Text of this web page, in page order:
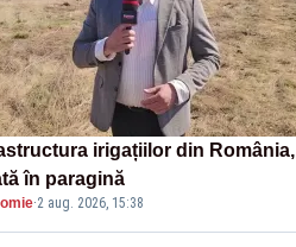
irigațiilor din România,
în paragină
·2 aug. 2026, 15:38